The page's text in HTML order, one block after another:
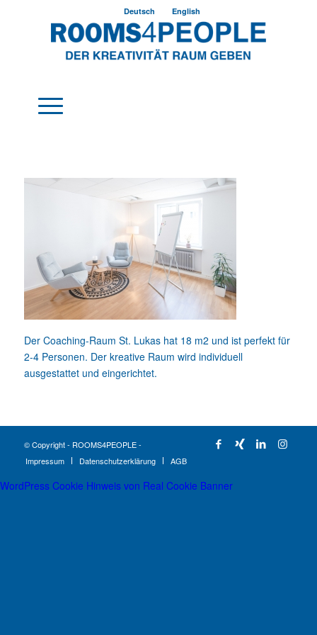
Deutsch English
Der Coaching-Raum St. Lukas hat 18 m2 und ist perfekt für
2-4 Personen. Der kreative Raum wird individuell
ausgestattet und eingerichtet.
© Copyright - ROOMS4PEOPLE -
Impressum
Datenschutzerklärung AGB
WordPress Cookie Hinweis von Real Cookie Banner